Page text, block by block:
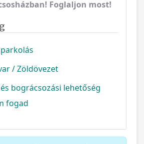
Foglaljon most!
/ Zöldövezet
bográcsozási lehetőség
fogad